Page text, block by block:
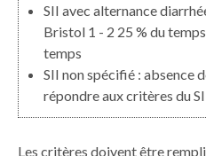
SII avec alternance
Bristol 1 - 2 25 % du
temps
SII non spécifié : absence
répondre aux critères du
Les critères doivent être